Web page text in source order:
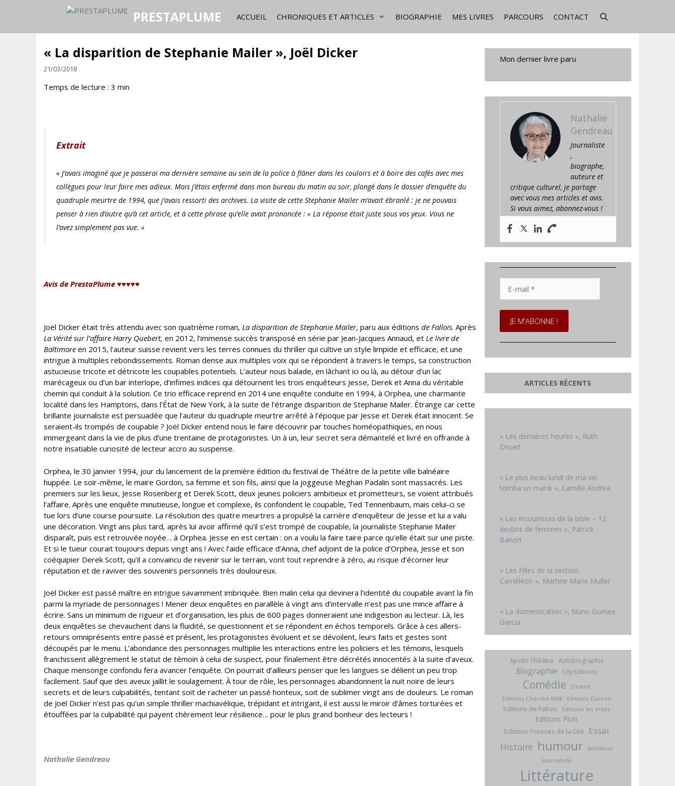
PRESTAPLUME ACCUEIL CHRONIQUES ET ARTICLES BIOGRAPHIE MES LIVRES PARCOURS CONTACT
« La disparition de Stephanie Mailer », Joël Dicker
21/03/2018
Temps de lecture : 3 min
Extrait
« J’avais imaginé que je passerai ma dernière semaine au sein de la police à flâner dans les couloirs et à boire des cafés avec mes
collègues pour leur faire mes adieux. Mais j’étais enfermé dans mon bureau du matin au soir, plongé dans le dossier d’enquête du
quadruple meurtre de 1994, que j’avais ressorti des archives. La visite de cette Stephanie Mailer m’avait ébranlé : je ne pouvais
penser à rien d’autre qu’à cet article, et à cette phrase qu’elle avait prononcée : « La réponse était juste sous vos yeux. Vous ne
l’avez simplement pas vue. »
Avis de PrestaPlume ♥♥♥♥♥
Joël Dicker était très attendu avec son quatrième roman, La disparition de Stephanie Mailer, paru aux éditions de Fallois. Après
La Vérité sur l’affaire Harry Quebert, en 2012, l’immense succès transposé en série par Jean-Jacques Annaud, et Le livre de
Baltimore en 2015, l’auteur suisse revient vers les terres connues du thriller qui cultive un style limpide et efficace, et une
intrigue à multiples rebondissements. Roman dense aux multiples voix qui se répondent à travers le temps, sa construction
astucieuse tricote et détricote les coupables potentiels. L’auteur nous balade, en lâchant ici ou là, au détour d’un lac
marécageux ou d’un bar interlope, d’infimes indices qui détournent les trois enquêteurs Jesse, Derek et Anna du véritable
chemin qui conduit à la solution. Ce trio efficace reprend en 2014 une enquête conduite en 1994, à Orphea, une charmante
localité dans les Hamptons, dans l’État de New York, à la suite de l’étrange disparition de Stephanie Mailer. Étrange car cette
brillante journaliste est persuadée que l’auteur du quadruple meurtre arrêté à l’époque par Jesse et Derek était innocent. Se
seraient-ils trompés de coupable ? Joël Dicker entend nous le faire découvrir par touches homéopathiques, en nous
immergeant dans la vie de plus d’une trentaine de protagonistes. Un à un, leur secret sera démantelé et livré en offrande à
notre insatiable curiosité de lecteur accro au suspense.
Orphea, le 30 janvier 1994, jour du lancement de la première édition du festival de Théâtre de la petite ville balnéaire
huppée. Le soir-même, le maire Gordon, sa femme et son fils, ainsi que la joggeuse Meghan Padalin sont massacrés. Les
premiers sur les lieux, Jesse Rosenberg et Derek Scott, deux jeunes policiers ambitieux et prometteurs, se voient attribués
l’affaire. Après une enquête minutieuse, longue et complexe, ils confondent le coupable, Ted Tennenbaum, mais celui-ci se
tue lors d’une course poursuite. La résolution des quatre meurtres a propulsé la carrière d’enquêteur de Jesse et lui a valu
une décoration. Vingt ans plus tard, après lui avoir affirmé qu’il s’est trompé de coupable, la journaliste Stephanie Mailer
disparaît, puis est retrouvée noyée… à Orphea. Jesse en est certain : on a voulu la faire taire parce qu’elle était sur une piste.
Et si le tueur courait toujours depuis vingt ans ! Avec l’aide efficace d’Anna, chef adjoint de la police d’Orphea, Jesse et son
coéquipier Derek Scott, qu’il a convaincu de revenir sur le terrain, vont tout reprendre à zéro, au risque d’écorner leur
réputation et de raviver des souvenirs personnels très douloureux.
Joël Dicker est passé maître en intrigue savamment imbriquée. Bien malin celui qui devinera l’identité du coupable avant la fin
parmi la myriade de personnages ! Mener deux enquêtes en parallèle à vingt ans d’intervalle n’est pas une mince affaire à
écrire. Sans un minimum de rigueur et d’organisation, les plus de 600 pages donneraient une indigestion au lecteur. Là, les
deux enquêtes se chevauchent dans la fluidité, se questionnent et se répondent en échos temporels. Grâce à ces allers-
retours omniprésents entre passé et présent, les protagonistes évoluent et se dévoilent, leurs faits et gestes sont
découpés par le menu. L’abondance des personnages multiplie les interactions entre les policiers et les témoins, lesquels
franchissent allègrement le statut de témoin à celui de suspect, pour finalement être décrétés innocentés à la suite d’aveux.
Chaque mensonge confondu fera avancer l’enquête. On pourrait d’ailleurs penser que les langues se délient un peu trop
facilement. Sauf que des aveux jaillit le soulagement. À tour de rôle, les personnages abandonnent la nuit noire de leurs
secrets et de leurs culpabilités, tentant soit de racheter un passé honteux, soit de sublimer vingt ans de douleurs. Le roman
de Joël Dicker n’est pas qu’un simple thriller machiavélique, trépidant et intrigant, il est aussi le miroir d’âmes torturées et
étouffées par la culpabilité qui payent chèrement leur résilience… pour le plus grand bonheur des lecteurs !
Nathalie Gendreau
Mon dernier livre paru
Nathalie
Gendreau
Journaliste
,
biographe,
auteure et
critique culturel, je partage
avec vous mes articles et avis.
Si vous aimez, abonnez-vous !
mail
*
ARTICLES RÉCENTS
« Les dernières heures », Ruth
Druart
« Le plus beau lundi de ma vie
tomba un mardi », Camille Andrea
« Les insoumises de la bible – 12
destins de femmes », Patrick
Banon
« Les Filles de la section
Caméléon », Martine Marie Muller
« La domestication », Nuno Gomes
Garcia
Apollo Théâtre Autobiographie
Biographie City Editions
Comédie
Drame
Editions Cherche Midi
Editions Dacres
Editions de Fallois Editions les indés
Editions Plon
Editions Presses de la Cité Essai
Histoire humour
Imitation
Journaliste
Littérature